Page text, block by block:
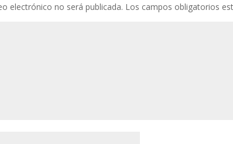
electrónico no será publicada. Los campos obligatorios